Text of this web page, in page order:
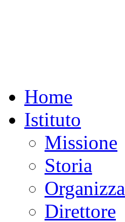
Home
Istituto
Missione
Storia
Direttore